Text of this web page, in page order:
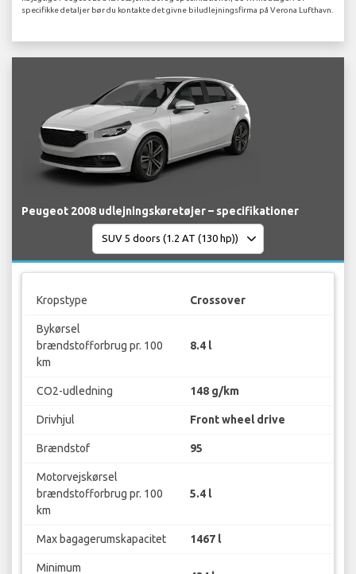
specifikke detaljer bør du kontakte det givne biludlejningsfirma på Verona Lufthavn.
Peugeot 2008 udlejningskøretøjer – specifikationer
Kropstype Crossover
Bykørsel
brændstofforbrug pr. 100
km
8.4 l
CO2-udledning 148 g/km
Drivhjul Front wheel drive
Brændstof 95
Motorvejskørsel
brændstofforbrug pr. 100
km
5.4 l
Max bagagerumskapacitet 1467 l
Minimum